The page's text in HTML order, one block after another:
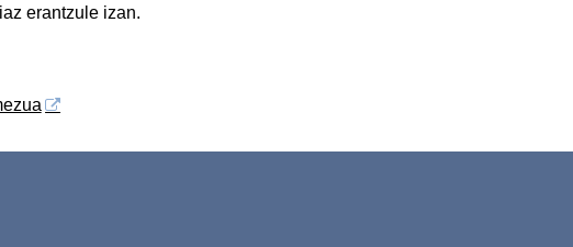
erantzule izan.